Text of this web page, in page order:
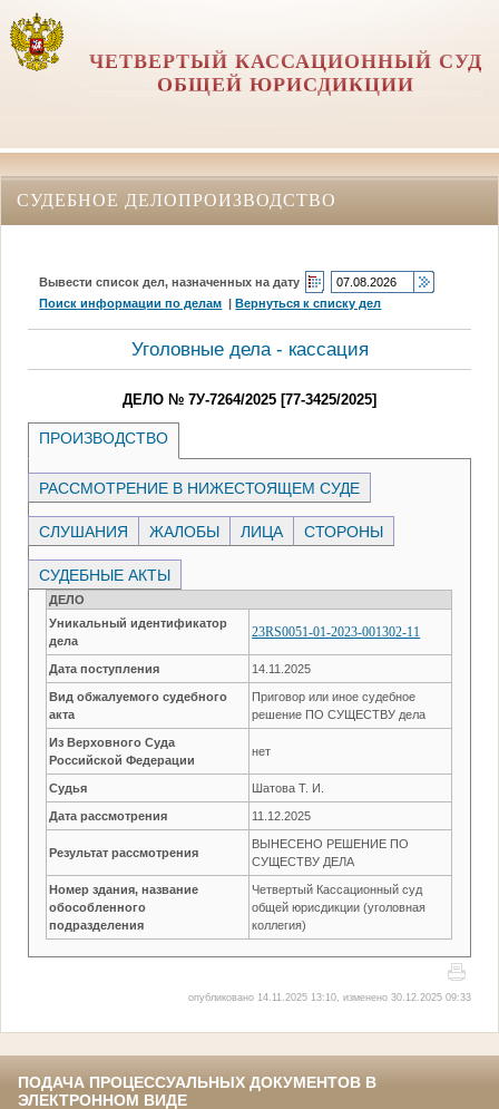
ЧЕТВЕРТЫЙ КАССАЦИОННЫЙ СУД
ОБЩЕЙ ЮРИСДИКЦИИ
СУДЕБНОЕ ДЕЛОПРОИЗВОДСТВО
Вывести список дел, назначенных на дату
Поиск информации по делам |Вернуться к списку дел
Уголовные дела - кассация
ДЕЛО № 7У-7264/2025 [77-3425/2025]
ПРОИЗВОДСТВО
РАССМОТРЕНИЕ В НИЖЕСТОЯЩЕМ СУДЕ
СЛУШАНИЯ ЖАЛОБЫ ЛИЦА СТОРОНЫ
СУДЕБНЫЕ АКТЫ
ДЕЛО
Уникальный идентификатор
дела
23RS0051-01-2023-001302-11
Дата поступления 14.11.2025
Вид обжалуемого судебного
акта
Приговор или иное судебное
решение ПО СУЩЕСТВУ дела
Из Верховного Суда
Российской Федерации
нет
Судья Шатова Т. И.
Дата рассмотрения 11.12.2025
Результат рассмотрения
ВЫНЕСЕНО РЕШЕНИЕ ПО
СУЩЕСТВУ ДЕЛА
Номер здания, название
обособленного
подразделения
Четвертый Кассационный суд
общей юрисдикции (уголовная
коллегия)
опубликовано 14.11.2025 13:10, изменено 30.12.2025 09:33
ПОДАЧА ПРОЦЕССУАЛЬНЫХ ДОКУМЕНТОВ В
ЭЛЕКТРОННОМ ВИДЕ